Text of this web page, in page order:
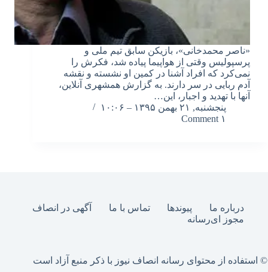
«ناصر محمدخانی»، بازیکن سابق تیم ملی و
پرسپولیس وقتی از هواپیما پیاده شد، فکرش را
نمی‌کرد که افراد آشنا در کمین او نشسته و نقشه
آدم ربایی در سر دارند. به گزارش همشهری آنلاین،
آنها با تهدید و اجبار، این…
پنجشنبه, ۲۱ بهمن ۱۳۹۵ – ۱۰:۰۶
۱ Comment
درباره ما پیوندها تماس با ما
آگهی در انصاف
مجوز ای‌رسانه
© استفاده از محتوای رسانه انصاف نیوز با ذکر منبع آزاد است